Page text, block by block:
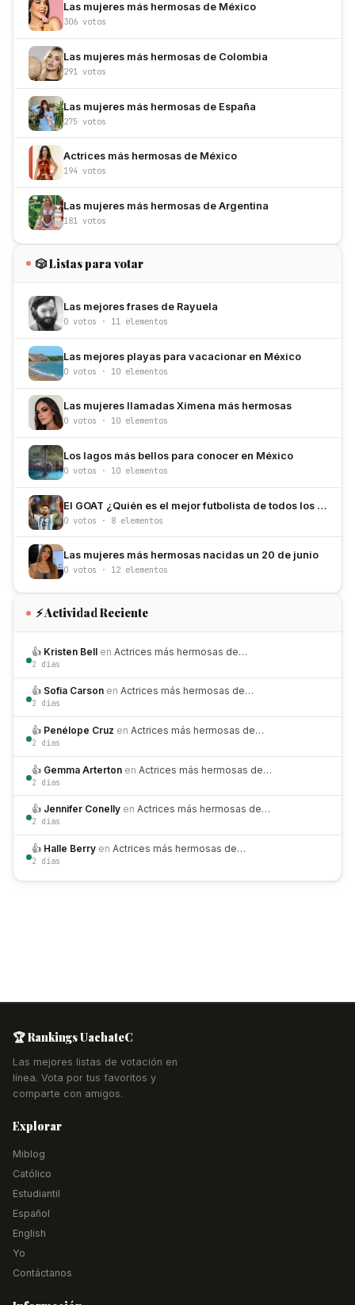
Las mujeres más hermosas de México
306 votos
Las mujeres más hermosas de Colombia
291 votos
Las mujeres más hermosas de España
275 votos
Actrices más hermosas de México
194 votos
Las mujeres más hermosas de Argentina
181 votos
🎲 Listas para votar
Las mejores frases de Rayuela
0 votos · 11 elementos
Las mejores playas para vacacionar en México
0 votos · 10 elementos
Las mujeres llamadas Ximena más hermosas
0 votos · 10 elementos
Los lagos más bellos para conocer en México
0 votos · 10 elementos
El GOAT ¿Quién es el mejor futbolista de todos los tiempos?
0 votos · 8 elementos
Las mujeres más hermosas nacidas un 20 de junio
0 votos · 12 elementos
⚡ Actividad Reciente
👍 Kristen Bell en Actrices más hermosas de…
2 días
👍 Sofia Carson en Actrices más hermosas de…
2 días
👍 Penélope Cruz en Actrices más hermosas de…
2 días
👍 Gemma Arterton en Actrices más hermosas de…
2 días
👍 Jennifer Conelly en Actrices más hermosas de…
2 días
👍 Halle Berry en Actrices más hermosas de…
2 días
🏆 Rankings UachateC
Las mejores listas de votación en
línea. Vota por tus favoritos y
comparte con amigos.
Explorar
Miblog
Católico
Estudiantil
Español
English
Yo
Contáctanos